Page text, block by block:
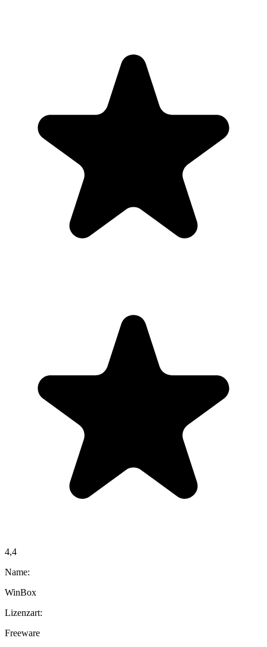
4,4
Name:
WinBox
Lizenzart:
Freeware